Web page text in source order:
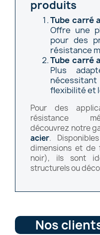
produits
Tube carré
Offre une
pour des
résistance
Tube carré
Plus
flexibilité et
Pour des
résistance
découvrez notre
acier.
dimensions et de
noir), ils sont
structurels ou
Nos